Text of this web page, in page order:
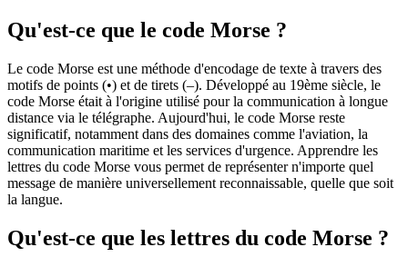
Qu'est-ce que le code Morse ?
Le code Morse est une méthode d'encodage de texte à travers des
motifs de points (•) et de tirets (–). Développé au 19ème siècle, le
code Morse était à l'origine utilisé pour la communication à longue
distance via le télégraphe. Aujourd'hui, le code Morse reste
significatif, notamment dans des domaines comme l'aviation, la
communication maritime et les services d'urgence. Apprendre les
lettres du code Morse vous permet de représenter n'importe quel
message de manière universellement reconnaissable, quelle que soit
la langue.
Qu'est-ce que les lettres du code Morse ?